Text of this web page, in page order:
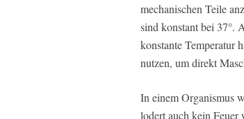
mechanischen Teile
sind konstant bei 37°.
konstante Temperatur
nutzen, um direkt
In einem Organismus
lodert auch kein Feuer